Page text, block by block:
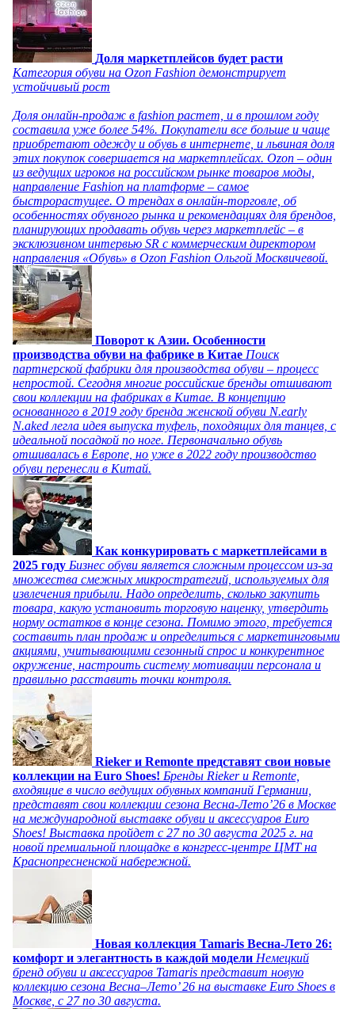
Доля маркетплейсов будет расти
Категория обуви на Ozon Fashion демонстрирует
устойчивый рост
Доля онлайн-продаж в fashion растет, и в прошлом году
составила уже более 54%. Покупатели все больше и чаще
приобретают одежду и обувь в интернете, и львиная доля
этих покупок совершается на маркетплейсах. Ozon – один
из ведущих игроков на российском рынке товаров моды,
направление Fashion на платформе – самое
быстрорастущее. О трендах в онлайн-торговле, об
особенностях обувного рынка и рекомендациях для брендов,
планирующих продавать обувь через маркетплейс – в
эксклюзивном интервью SR с коммерческим директором
направления «Обувь» в Ozon Fashion Ольгой Москвичевой.
Поворот к Азии. Особенности
производства обуви на фабрике в Китае Поиск
партнерской фабрики для производства обуви – процесс
непростой. Сегодня многие российские бренды отшивают
свои коллекции на фабриках в Китае. В концепцию
основанного в 2019 году бренда женской обуви N.early
N.aked легла идея выпуска туфель, походящих для танцев, с
идеальной посадкой по ноге. Первоначально обувь
отшивалась в Европе, но уже в 2022 году производство
обуви перенесли в Китай.
Как конкурировать с маркетплейсами в
2025 году Бизнес обуви является сложным процессом из-за
множества смежных микростратегий, используемых для
извлечения прибыли. Надо определить, сколько закупить
товара, какую установить торговую наценку, утвердить
норму остатков в конце сезона. Помимо этого, требуется
составить план продаж и определиться с маркетинговыми
акциями, учитывающими сезонный спрос и конкурентное
окружение, настроить систему мотивации персонала и
правильно расставить точки контроля.
Rieker и Remonte представят свои новые
коллекции на Euro Shoes! Бренды Rieker и Remonte,
входящие в число ведущих обувных компаний Германии,
представят свои коллекции сезона Весна-Лето’26 в Москве
на международной выставке обуви и аксессуаров Euro
Shoes! Выставка пройдет c 27 по 30 августа 2025 г. на
новой премиальной площадке в конгресс-центре ЦМТ на
Краснопресненской набережной.
Новая коллекция Tamaris Весна-Лето 26:
комфорт и элегантность в каждой модели Немецкий
бренд обуви и аксессуаров Tamaris представит новую
коллекцию сезона Весна–Лето’ 26 на выставке Euro Shoes в
Москве, с 27 по 30 августа.